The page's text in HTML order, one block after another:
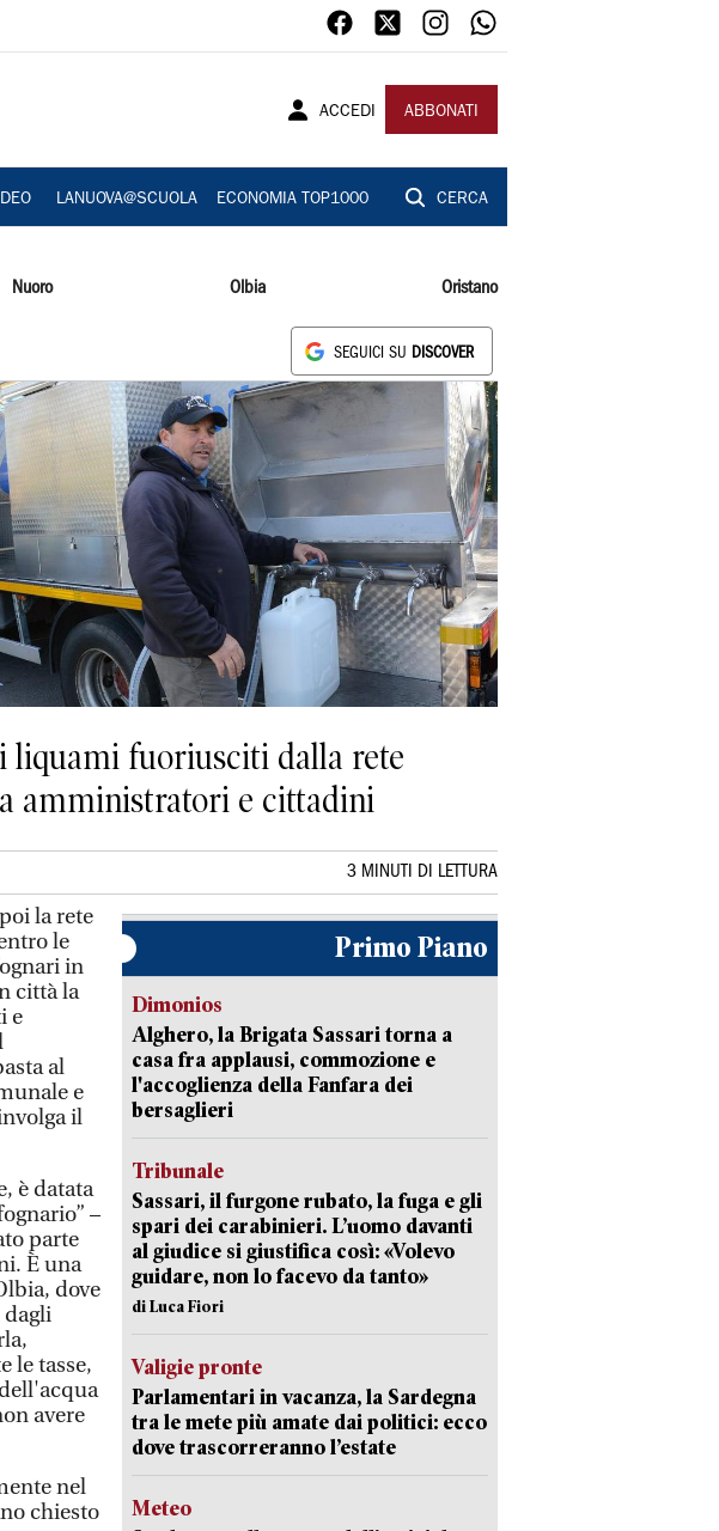
ACCEDI ABBONATI
LANUOVA@SCUOLA ECONOMIA TOP1000 CERCA
Nuoro Olbia Oristano
SEGUICI SU DISCOVER
liquami fuoriusciti dalla rete
amministratori e cittadini
3 MINUTI DI LETTURA
la rete
le
in
città la
e
al
e
il
è datata
–
parte
È una
dove
dagli
le tasse,
avere
nel
chiesto
Primo Piano
Dimonios
Alghero, la Brigata Sassari torna a
casa fra applausi, commozione e
l'accoglienza della Fanfara dei
bersaglieri
Tribunale
Sassari, il furgone rubato, la fuga e gli
spari dei carabinieri. L’uomo davanti
al giudice si giustifica così: «Volevo
guidare, non lo facevo da tanto»
di Luca Fiori
Valigie pronte
Parlamentari in vacanza, la Sardegna
tra le mete più amate dai politici: ecco
dove trascorreranno l’estate
Meteo